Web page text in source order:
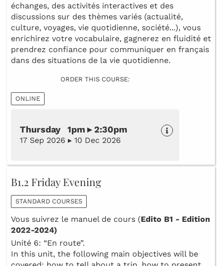
échanges, des activités interactives et des
discussions sur des thèmes variés (actualité,
culture, voyages, vie quotidienne, société...), vous
enrichirez votre vocabulaire, gagnerez en fluidité et
prendrez confiance pour communiquer en français
dans des situations de la vie quotidienne.
ORDER THIS COURSE:
ONLINE
Thursday 1pm ▸ 2:30pm
17 Sep 2026 ▸ 10 Dec 2026
B1.2 Friday Evening
STANDARD COURSES
Vous suivrez le manuel de cours (Edito B1 - Edition
2022-2024)
Unité 6: “En route”.
In this unit, the following main objectives will be